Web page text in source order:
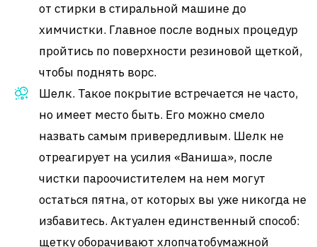
от стирки в стиральной машине до
химчистки. Главное после водных процедур
пройтись по поверхности резиновой щеткой,
чтобы поднять ворс.
Шелк. Такое покрытие встречается не часто,
но имеет место быть. Его можно смело
назвать самым привередливым. Шелк не
отреагирует на усилия «Ваниша», после
чистки пароочистителем на нем могут
остаться пятна, от которых вы уже никогда не
избавитесь. Актуален единственный способ:
щетку оборачивают хлопчатобумажной